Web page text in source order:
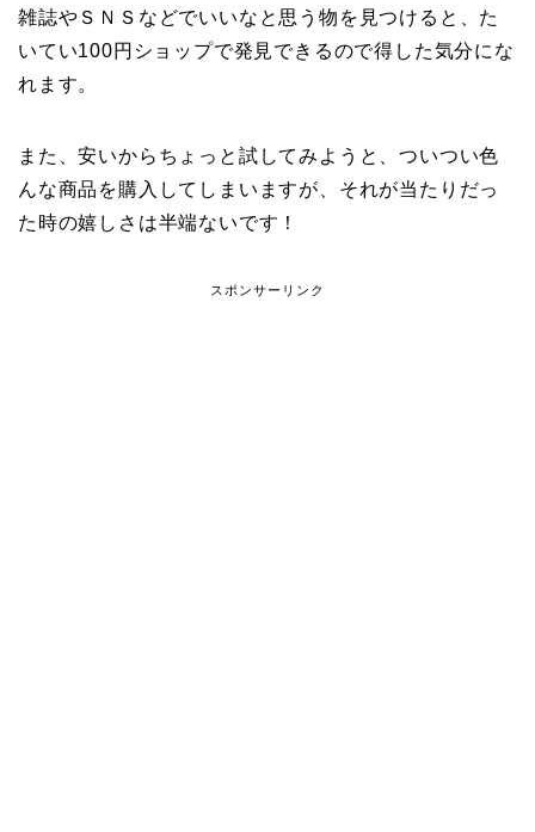
雑誌やＳＮＳなどでいいなと思う物を見つけると、た
いてい100円ショップで発見できるので得した気分にな
れます。
また、安いからちょっと試してみようと、ついつい色
んな商品を購入してしまいますが、それが当たりだっ
た時の嬉しさは半端ないです！
スポンサーリンク